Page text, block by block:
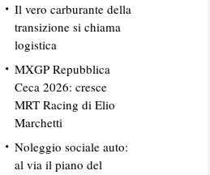
Il vero carburante della
transizione si chiama
logistica
MXGP Repubblica
Ceca 2026: cresce
MRT Racing di Elio
Marchetti
Noleggio sociale auto:
al via il piano del